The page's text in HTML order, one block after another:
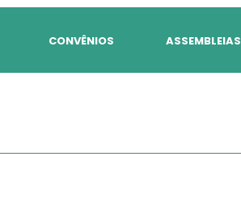
CONVÊNIOS ASSEMBLEIAS